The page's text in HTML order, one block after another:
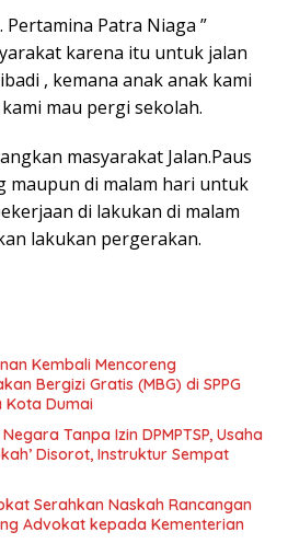
Pertamina Patra Niaga ”
karena itu untuk jalan
, kemana anak anak kami
mau pergi sekolah.
masyarakat Jalan.Paus
maupun di malam hari untuk
di lakukan di malam
lakukan pergerakan.
Kembali Mencoreng
Bergizi Gratis (MBG) di SPPG
Kota Dumai
Tanpa Izin DPMPTSP, Usaha
Disorot, Instruktur Sempat
Serahkan Naskah Rancangan
Advokat kepada Kementerian